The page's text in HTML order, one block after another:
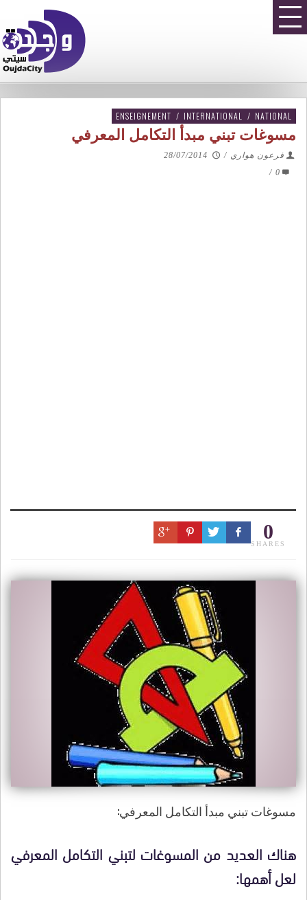
ENSEIGNEMENT / INTERNATIONAL / NATIONAL
مسوغات تبني مبدأ التكامل المعرفي
فرعون هواري /
28/07/2014
0
/
0
SHARES
مسوغات تبني مبدأ التكامل المعرفي:
هناك العديد من المسوغات لتبني التكامل المعرفي
لعل أهمها: